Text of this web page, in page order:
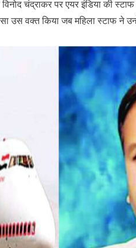
चंद्राकर पर एयर इंडिया की
उस वक्त किया जब महिला स्टाफ ने